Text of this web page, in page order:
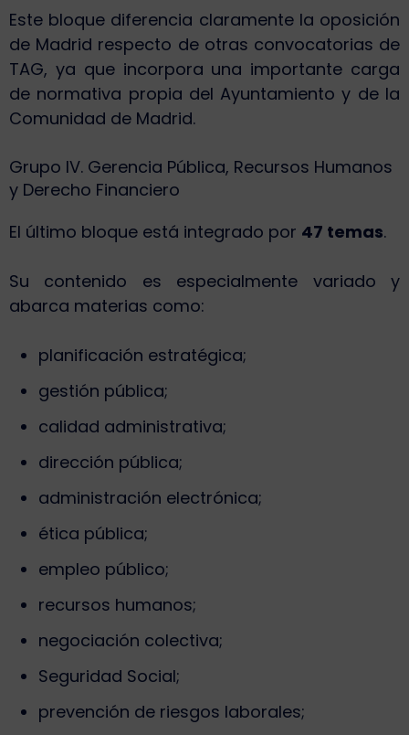
Este bloque diferencia claramente la oposición
de Madrid respecto de otras convocatorias de
TAG, ya que incorpora una importante carga
de normativa propia del Ayuntamiento y de la
Comunidad de Madrid.
Grupo IV. Gerencia Pública, Recursos Humanos
y Derecho Financiero
El último bloque está integrado por 47 temas.
Su contenido es especialmente variado y
abarca materias como:
planificación estratégica;
gestión pública;
calidad administrativa;
dirección pública;
administración electrónica;
ética pública;
empleo público;
recursos humanos;
negociación colectiva;
Seguridad Social;
prevención de riesgos laborales;